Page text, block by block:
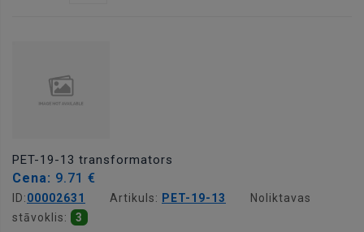
PET-19-13 transformators
Cena: 9.71 €
ID:00002631 Artikuls: PET-19-13
Noliktavas
stāvoklis:
3